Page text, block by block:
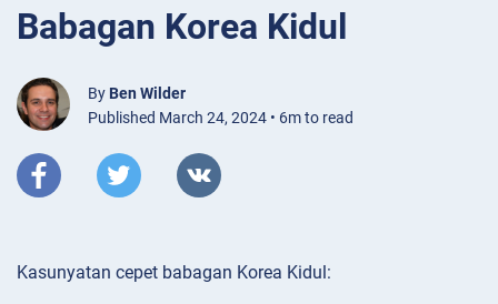
Babagan Korea Kidul
By Ben Wilder
Published March 24, 2024 • 6m to read
Kasunyatan cepet babagan Korea Kidul: